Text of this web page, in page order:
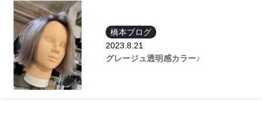
橋本ブログ
2023.8.21
グレージュ透明感カラー♪